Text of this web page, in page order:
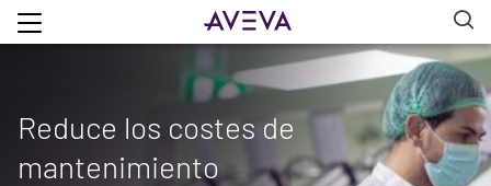
Reduce los costes de
mantenimiento